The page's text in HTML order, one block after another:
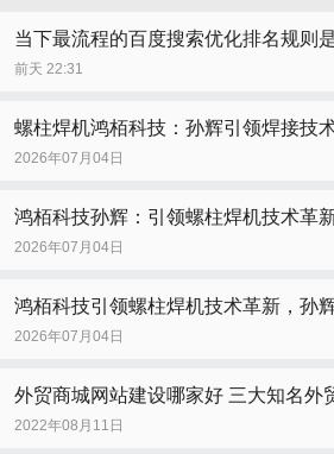
当下最流程的百度搜索优化排名规则
前天 22:31
螺柱焊机鸿栢科技：孙辉引领焊接技
2026年07月04日
鸿栢科技孙辉：引领螺柱焊机技术革
2026年07月04日
鸿栢科技引领螺柱焊机技术革新，孙
2026年07月04日
外贸商城网站建设哪家好 三大知名外
2022年08月11日